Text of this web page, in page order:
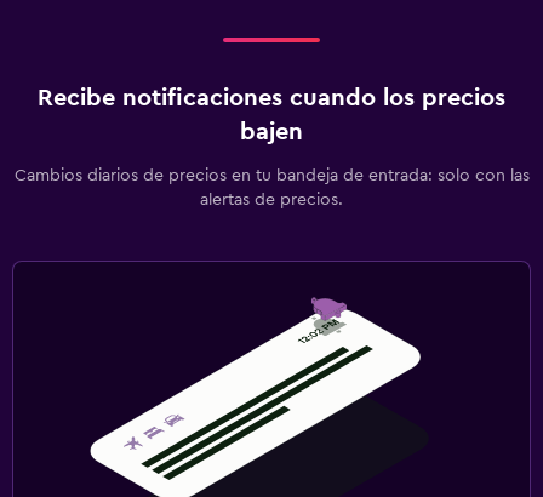
Recibe notificaciones cuando los precios
bajen
Cambios diarios de precios en tu bandeja de entrada: solo con las
alertas de precios.